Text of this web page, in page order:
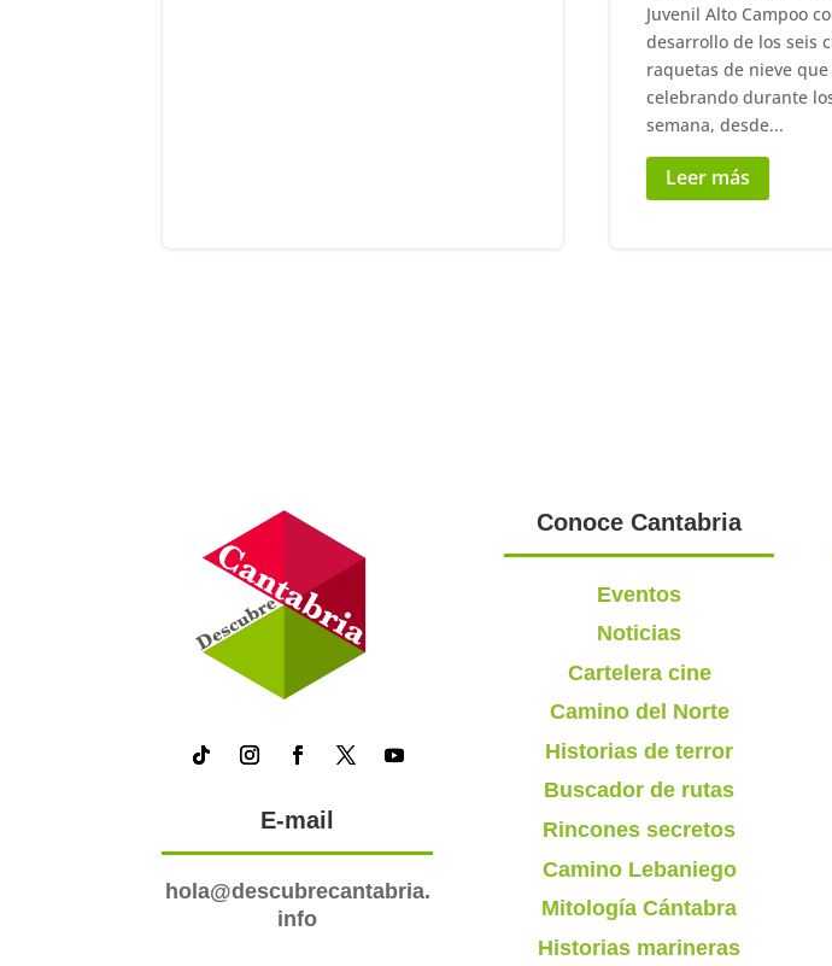
Juvenil Alto Campoo
desarrollo de los seis
raquetas de nieve que
celebrando durante
semana, desde...
Leer más
E-mail
hola@descubrecantabria.
info
Conoce Cantabria
Eventos
Noticias
Cartelera cine
Camino del Norte
Historias de terror
Buscador de rutas
Rincones secretos
Camino Lebaniego
Mitología Cántabra
Historias marineras